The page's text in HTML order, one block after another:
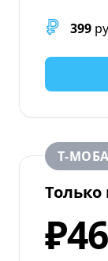
399